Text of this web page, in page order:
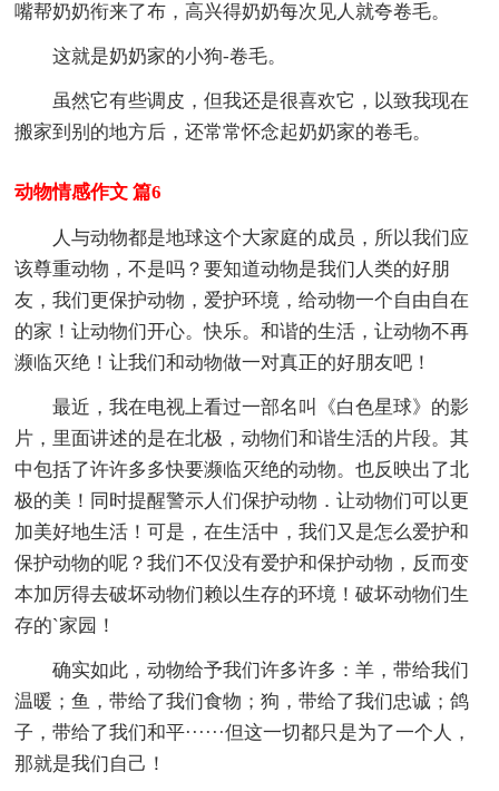
嘴帮奶奶衔来了布，高兴得奶奶每次见人就夸卷毛。
这就是奶奶家的小狗-卷毛。
虽然它有些调皮，但我还是很喜欢它，以致我现在
搬家到别的地方后，还常常怀念起奶奶家的卷毛。
动物情感作文 篇6
人与动物都是地球这个大家庭的成员，所以我们应
该尊重动物，不是吗？要知道动物是我们人类的好朋
友，我们更保护动物，爱护环境，给动物一个自由自在
的家！让动物们开心。快乐。和谐的生活，让动物不再
濒临灭绝！让我们和动物做一对真正的好朋友吧！
最近，我在电视上看过一部名叫《白色星球》的影
片，里面讲述的是在北极，动物们和谐生活的片段。其
中包括了许许多多快要濒临灭绝的动物。也反映出了北
极的美！同时提醒警示人们保护动物．让动物们可以更
加美好地生活！可是，在生活中，我们又是怎么爱护和
保护动物的呢？我们不仅没有爱护和保护动物，反而变
本加厉得去破坏动物们赖以生存的环境！破坏动物们生
存的`家园！
确实如此，动物给予我们许多许多：羊，带给我们
温暖；鱼，带给了我们食物；狗，带给了我们忠诚；鸽
子，带给了我们和平······但这一切都只是为了一个人，
那就是我们自己！